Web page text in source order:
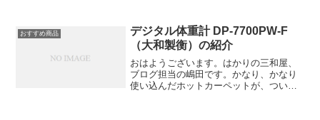
年4月1日より値上がりとなります。ご購
入をご検討中のお客...
おすすめ商品
デジタル体重計 DP-7700PW-F
（大和製衡）の紹介
おはようございます。はかりの三和屋、
ブログ担当の嶋田です。かなり、かなり
使い込んだホットカーペットが、ついに